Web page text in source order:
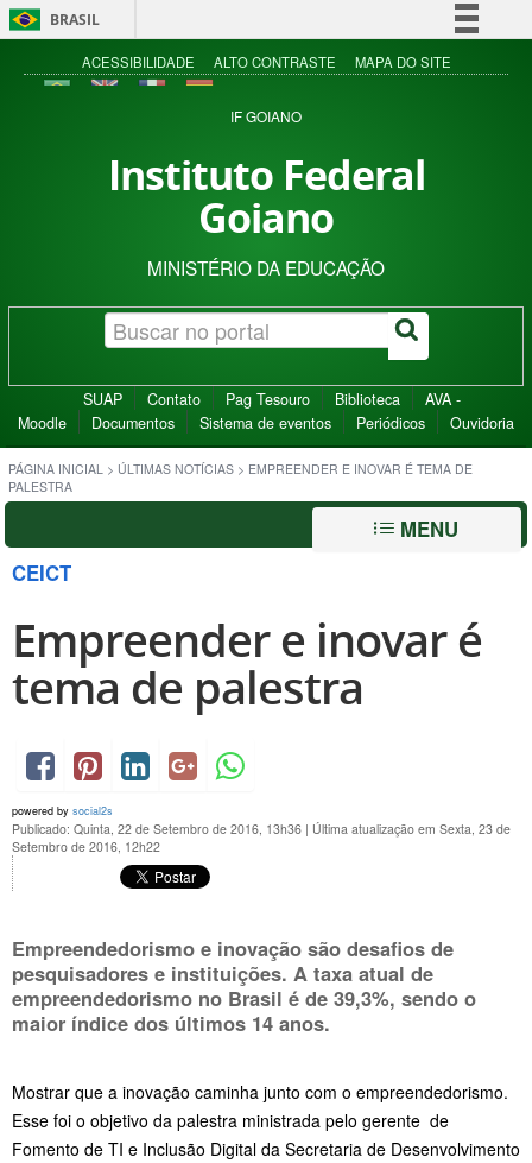
BRASIL
Simplifique!
Acesso à informação
ACESSIBILIDADE ALTO CONTRASTE MAPA DO SITE
IF GOIANO
Instituto Federal
Goiano
MINISTÉRIO DA EDUCAÇÃO
SUAP Contato Pag Tesouro Biblioteca
AVA -
Moodle
Documentos Sistema de eventos Periódicos Ouvidoria
PÁGINA INICIAL > ÚLTIMAS NOTÍCIAS > EMPREENDER E INOVAR É TEMA DE
PALESTRA
MENU
CEICT
Empreender e inovar é
tema de palestra
powered by social2s
Publicado: Quinta, 22 de Setembro de 2016, 13h36 | Última atualização em Sexta, 23 de
Setembro de 2016, 12h22
Empreendedorismo e inovação são desafios de
pesquisadores e instituições. A taxa atual de
empreendedorismo no Brasil é de 39,3%, sendo o
maior índice dos últimos 14 anos.
Mostrar que a inovação caminha junto com o empreendedorismo.
Esse foi o objetivo da palestra ministrada pelo gerente de
Fomento de TI e Inclusão Digital da Secretaria de Desenvolvimento